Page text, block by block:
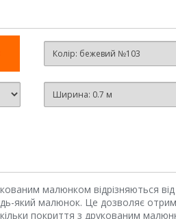
малюнком відрізняються
який малюнок. Це дозволяє
покриття з друкованим